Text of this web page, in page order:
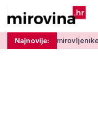
Najnovije:'Zbog